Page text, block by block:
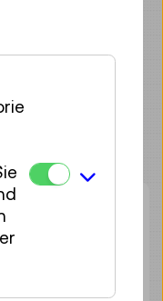
an unseren
für die
Ticket
0